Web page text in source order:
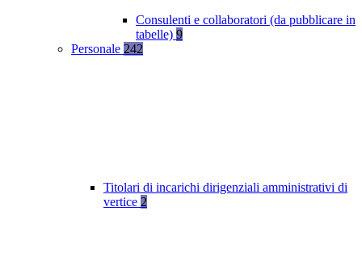
Consulenti e collaboratori (da pubblicare in
tabelle) 9
Personale 242
Titolari di incarichi dirigenziali amministrativi di
vertice 2